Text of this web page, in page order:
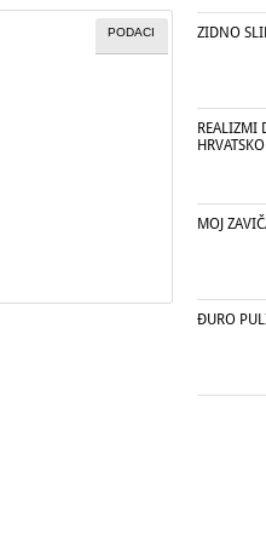
PODACI ZIDNO
REALIZMI
MOJ
ĐURO